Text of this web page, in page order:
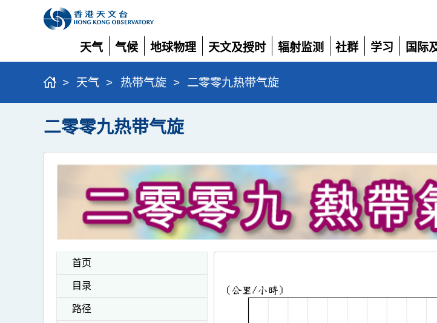
天气
展
开
气候
展
开
地球物理
展
开
天文及授时
展
开
辐射监测
展
开
社群
展
学习
展
国际
展
> 天气 > 热带气旋 > 二零零九热带气旋
二零零九热带气旋
首页
目录
路径